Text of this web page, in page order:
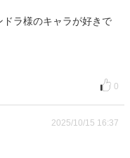
ラ様のキャラが好きで
0
2025/10/15 16:37